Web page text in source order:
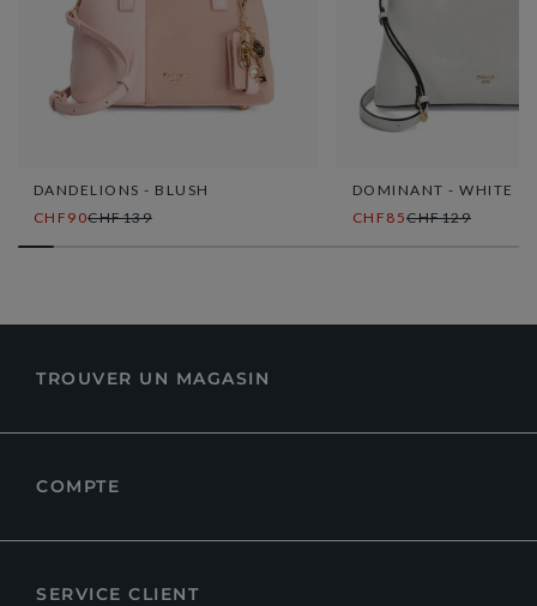
DANDELIONS - BLUSH
CHF90CHF139
DOMINANT - WHITE
CHF85CHF129
TROUVER UN MAGASIN
COMPTE
SERVICE CLIENT